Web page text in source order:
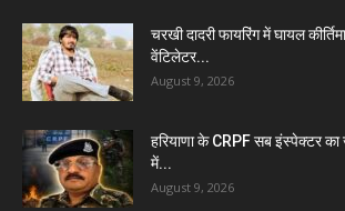
चरखी दादरी फायरिंग में घायल
वेंटिलेटर...
August 9, 2026
हरियाणा के CRPF सब इंस्पेक्टर का
में...
August 9, 2026